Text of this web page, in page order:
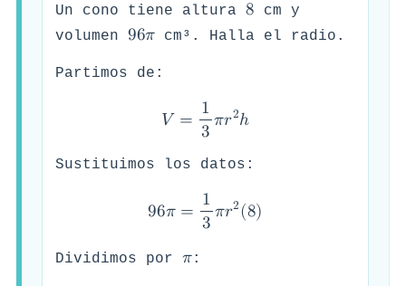
Un cono tiene altura 8 cm y
volumen 96𝜋cm³. Halla el radio.
Partimos de:
𝑉 = 1
3𝜋𝑟2ℎ
Sustituimos los datos:
96𝜋 = 1
3𝜋𝑟2 (8)
Dividimos por 𝜋: